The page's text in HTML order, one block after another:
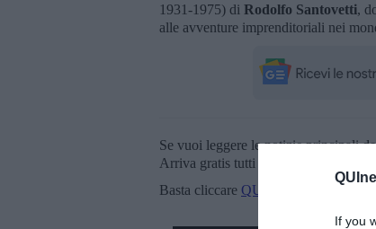
If you
1931-1975) di Rodolfo Santovetti,
alle avventure imprenditoriali nei
Se vuoi leggere le notizie principali
Arriva gratis tutti i giorni alle 20:00
Basta cliccare QUI